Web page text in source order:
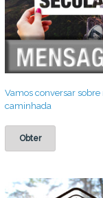
Vamos conversar sobre
caminhada
Obter